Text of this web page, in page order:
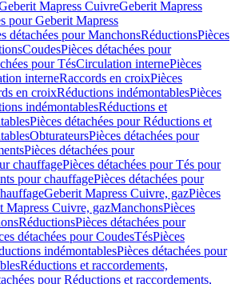
Mapress CuivreGeberit Mapress
pour Geberit Mapress
détachées pour ManchonsRéductionsPièces
CoudesPièces détachées pour
pour TésCirculation internePièces
interneRaccords en croixPièces
en croixRéductions indémontablesPièces
indémontablesRéductions et
Pièces détachées pour Réductions et
ObturateursPièces détachées pour
Pièces détachées pour
chauffagePièces détachées pour Tés pour
pour chauffagePièces détachées pour
Geberit Mapress Cuivre, gazPièces
Mapress Cuivre, gazManchonsPièces
RéductionsPièces détachées pour
détachées pour CoudesTésPièces
indémontablesPièces détachées pour
Réductions et raccordements,
pour Réductions et raccordements,